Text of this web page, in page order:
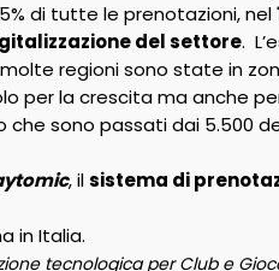
di tutte le prenotazioni, nel
del settore.
regioni sono state in
per la crescita ma anche
sono passati dai 5.500
, ilsistema di
in Italia.
tecnologica per Club e